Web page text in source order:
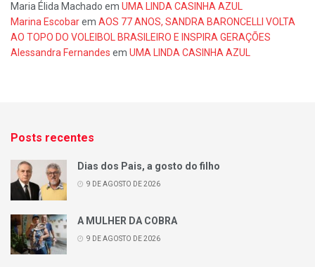
Maria Élida Machado em UMA LINDA CASINHA AZUL
Marina Escobarem AOS 77 ANOS, SANDRA BARONCELLI VOLTA
AO TOPO DO VOLEIBOL BRASILEIRO E INSPIRA GERAÇÕES
Alessandra Fernandes em UMA LINDA CASINHA AZUL
Posts recentes
Dias dos Pais, a gosto do filho
9 DE AGOSTO DE 2026
A MULHER DA COBRA
9 DE AGOSTO DE 2026